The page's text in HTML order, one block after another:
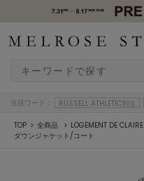
注目ワード： RUSSELL ATHLETIC別注
TOP 全商品 LOGEMENT DE CLAIRE
ダウンジャケット/コート